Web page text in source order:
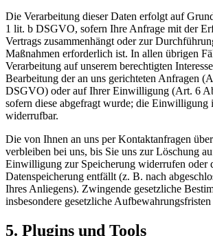
Die Verarbeitung dieser Daten erfolgt auf
1 lit. b DSGVO, sofern Ihre Anfrage mit der
Vertrags zusammenhängt oder zur
Maßnahmen erforderlich ist. In allen übrigen
Verarbeitung auf unserem berechtigten
Bearbeitung der an uns gerichteten Anfragen
DSGVO) oder auf Ihrer Einwilligung (Art. 6
sofern diese abgefragt wurde; die Einwilligung
widerrufbar.
Die von Ihnen an uns per Kontaktanfragen
verbleiben bei uns, bis Sie uns zur Löschung
Einwilligung zur Speicherung widerrufen oder
Datenspeicherung entfällt (z. B. nach
Ihres Anliegens). Zwingende gesetzliche
insbesondere gesetzliche
5. Plugins und Tools